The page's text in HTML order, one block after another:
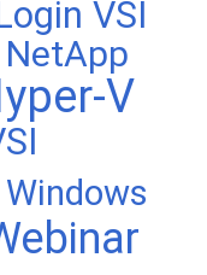
VSI
NetApp
V
Windows